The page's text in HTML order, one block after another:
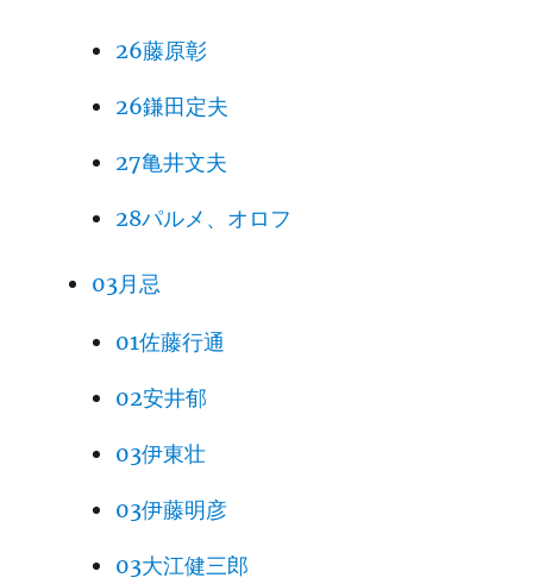
26藤原彰
26鎌田定夫
27亀井文夫
28パルメ、オロフ
03月忌
01佐藤行通
02安井郁
03伊東壮
03伊藤明彦
03大江健三郎